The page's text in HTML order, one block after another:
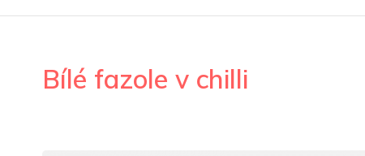
Bílé fazole v chilli